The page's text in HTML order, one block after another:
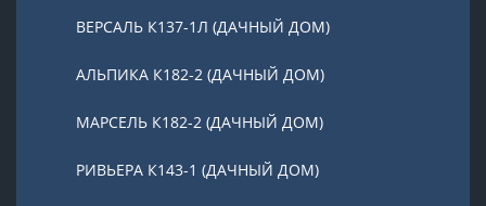
ВЕРСАЛЬ К137-1Л (ДАЧНЫЙ ДОМ)
АЛЬПИКА К182-2 (ДАЧНЫЙ ДОМ)
МАРСЕЛЬ К182-2 (ДАЧНЫЙ ДОМ)
РИВЬЕРА К143-1 (ДАЧНЫЙ ДОМ)